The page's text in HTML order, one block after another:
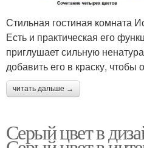
Стильная гостиная комната
Есть и практическая его
приглушает сильную
добавить его в краску, чтобы
читать дальше →
Серый цвет в